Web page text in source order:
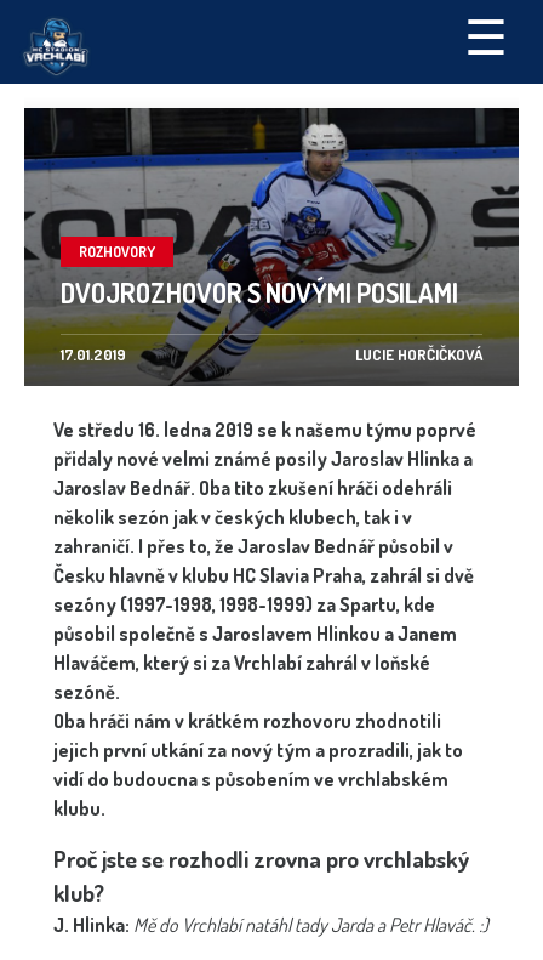
☰
ROZHOVORY
DVOJROZHOVOR S NOVÝMI POSILAMI
17.01.2019 LUCIE HORČIČKOVÁ
Ve středu 16. ledna 2019 se k našemu týmu poprvé
přidaly nové velmi známé posily Jaroslav Hlinka a
Jaroslav Bednář. Oba tito zkušení hráči odehráli
několik sezón jak v českých klubech, tak i v
zahraničí. I přes to, že Jaroslav Bednář působil v
Česku hlavně v klubu HC Slavia Praha, zahrál si dvě
sezóny (1997-1998, 1998-1999) za Spartu, kde
působil společně s Jaroslavem Hlinkou a Janem
Hlaváčem, který si za Vrchlabí zahrál v loňské
sezóně.
Oba hráči nám v krátkém rozhovoru zhodnotili
jejich první utkání za nový tým a prozradili, jak to
vidí do budoucna s působením ve vrchlabském
klubu.
Proč jste se rozhodli zrovna pro vrchlabský
klub?
J. Hlinka: Mě do Vrchlabí natáhl tady Jarda a Petr Hlaváč. :)